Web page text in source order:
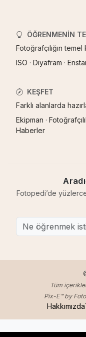
ÖĞRENMENIN
Fotoğrafçılığın
ISO · Diyafram ·
KEŞFET
Farklı alanlarda
Ekipman ·
Haberler
Fotopedi’de
Tüm
Pix-E™ by
Hakkımızda